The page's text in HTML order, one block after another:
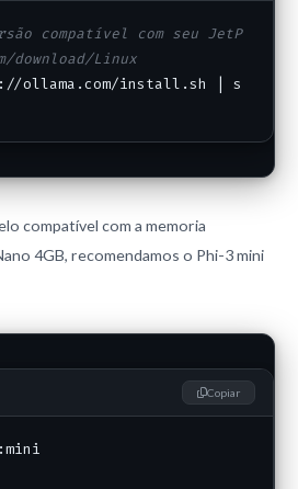
compatível com seu JetP
download/Linux
ollama.com/install.sh | s
compatível com a memoria
4GB, recomendamos o Phi-3 mini
Copiar